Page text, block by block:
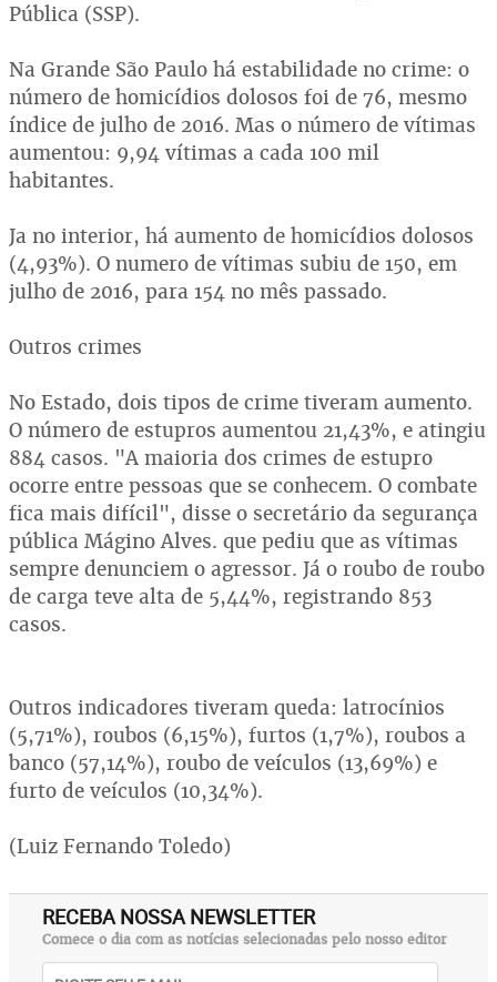
Pública (SSP).
Na Grande São Paulo há estabilidade no crime: o
número de homicídios dolosos foi de 76, mesmo
índice de julho de 2016. Mas o número de vítimas
aumentou: 9,94 vítimas a cada 100 mil
habitantes.
Ja no interior, há aumento de homicídios dolosos
(4,93%). O numero de vítimas subiu de 150, em
julho de 2016, para 154 no mês passado.
Outros crimes
No Estado, dois tipos de crime tiveram aumento.
O número de estupros aumentou 21,43%, e atingiu
884 casos. "A maioria dos crimes de estupro
ocorre entre pessoas que se conhecem. O combate
fica mais difícil", disse o secretário da segurança
pública Mágino Alves. que pediu que as vítimas
sempre denunciem o agressor. Já o roubo de roubo
de carga teve alta de 5,44%, registrando 853
casos.
Outros indicadores tiveram queda: latrocínios
(5,71%), roubos (6,15%), furtos (1,7%), roubos a
banco (57,14%), roubo de veículos (13,69%) e
furto de veículos (10,34%).
(Luiz Fernando Toledo)
RECEBA NOSSA NEWSLETTER
Comece o dia com as notícias selecionadas pelo nosso editor